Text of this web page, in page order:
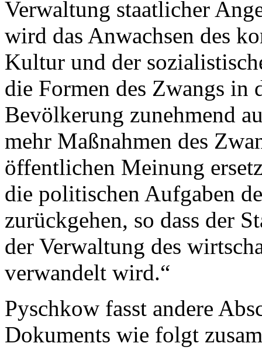
Verwaltung staatlicher
wird das Anwachsen des
Kultur und der
die Formen des Zwangs in
Bevölkerung zunehmend
mehr Maßnahmen des
öffentlichen Meinung
die politischen Aufgaben
zurückgehen, so dass der
der Verwaltung des
verwandelt wird.“
Pyschkow fasst andere
Dokuments wie folgt